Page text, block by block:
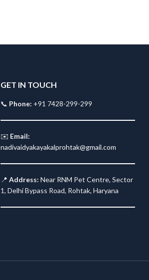
GET IN TOUCH
📞 Phone: +91 7428-299-299
✉️ Email:
nadivaidyakayakalprohtak@gmail.com
📍 Address: Near RNM Pet Centre, Sector
1, Delhi Bypass Road, Rohtak, Haryana